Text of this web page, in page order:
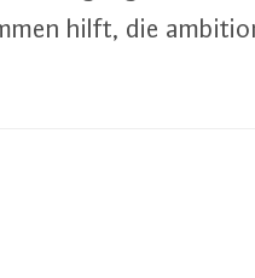
hilft, die
Kälte und KWK e.V.